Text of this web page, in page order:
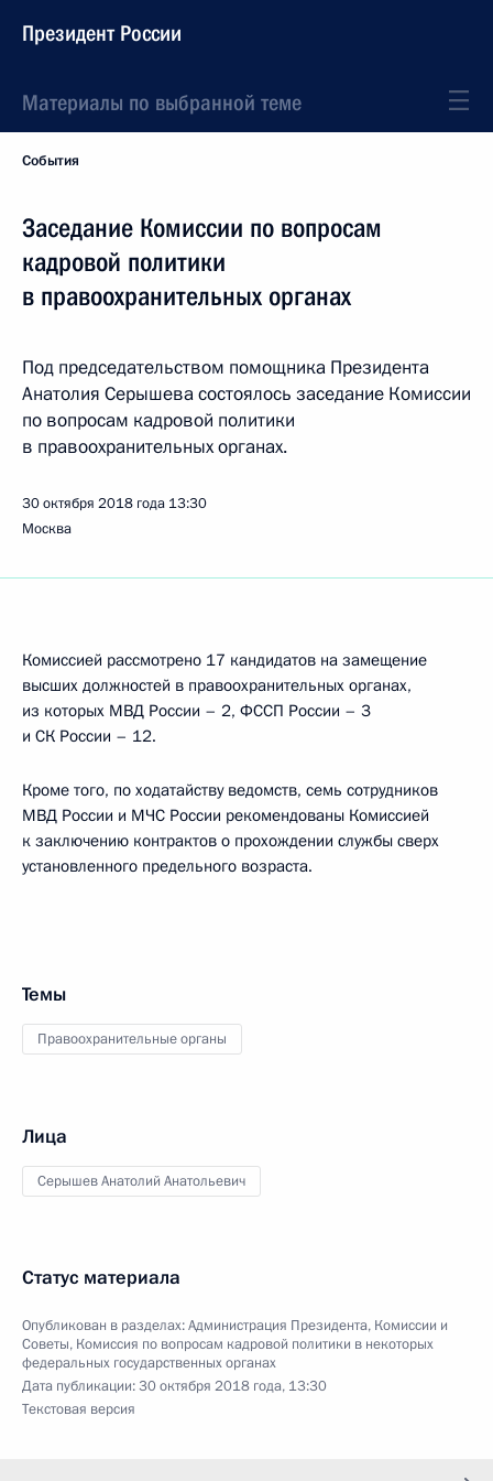
Президент России
Материалы по выбранной теме
События
Заседание Комиссии по вопросам
кадровой политики
в правоохранительных органах
Под председательством помощника Президента
Анатолия Серышева состоялось заседание Комиссии
по вопросам кадровой политики
в правоохранительных органах.
30 октября 2018 года 13:30
Москва
Комиссией рассмотрено 17 кандидатов на замещение
высших должностей в правоохранительных органах,
из которых МВД России – 2, ФССП России – 3
и СК России – 12.
Кроме того, по ходатайству ведомств, семь сотрудников
МВД России и МЧС России рекомендованы Комиссией
к заключению контрактов о прохождении службы сверх
установленного предельного возраста.
Темы
Правоохранительные органы
Лица
Серышев Анатолий Анатольевич
Статус материала
Опубликован в разделах:Администрация Президента, Комиссии и
Советы, Комиссия по вопросам кадровой политики в некоторых
федеральных государственных органах
Дата публикации:30 октября 2018 года, 13:30
Текстовая версия